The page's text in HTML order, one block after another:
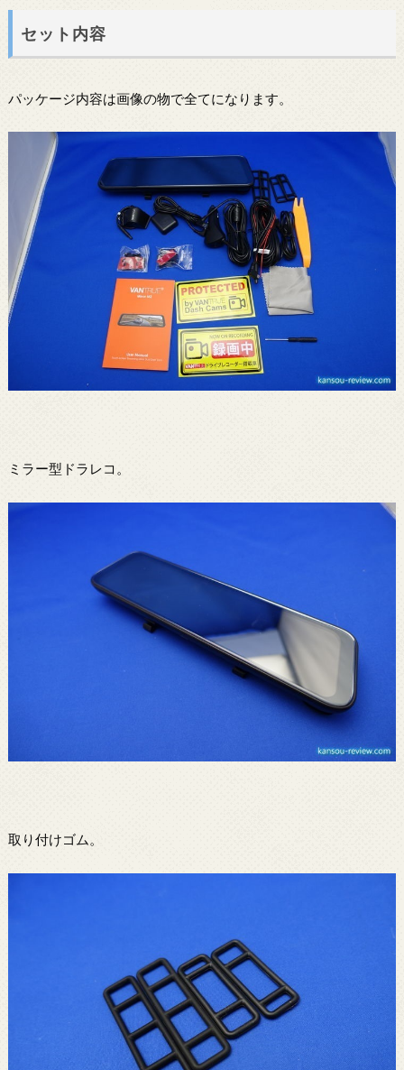
セット内容
パッケージ内容は画像の物で全てになります。
ミラー型ドラレコ。
取り付けゴム。